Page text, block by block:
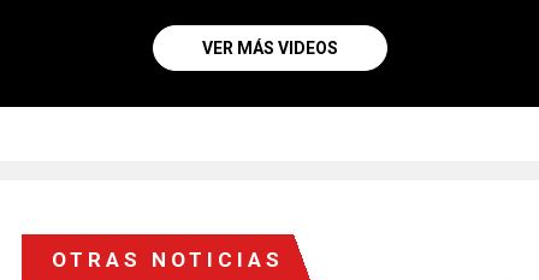
VER MÁS VIDEOS
OTRAS NOTICIAS